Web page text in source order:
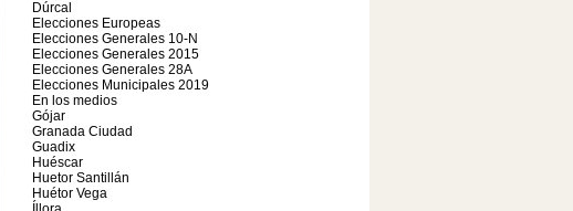
Dúrcal
Elecciones Europeas
Elecciones Generales 10-N
Elecciones Generales 2015
Elecciones Generales 28A
Elecciones Municipales 2019
En los medios
Gójar
Granada Ciudad
Guadix
Huéscar
Huetor Santillán
Huétor Vega